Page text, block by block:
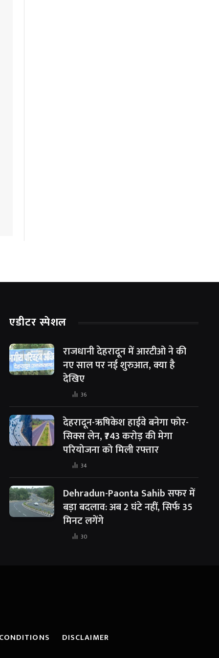
एडीटर स्पेशल
राजधानी देहरादून में आरटीओ ने की
नए साल पर नई शुरुआत, क्या है
देखिए
36
देहरादून-ऋषिकेश हाईवे बनेगा फोर-
सिक्स लेन, ₹743 करोड़ की मेगा
परियोजना को मिली रफ्तार
34
Dehradun-Paonta Sahib सफर में
बड़ा बदलाव: अब 2 घंटे नहीं, सिर्फ 35
मिनट लगेंगे
30
DISCLAIMER